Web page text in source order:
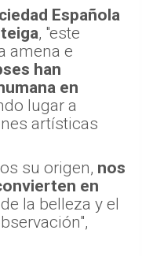
Española
, "este
amena e
han
en
lugar a
artísticas
su origen, nos
en
de la belleza y el